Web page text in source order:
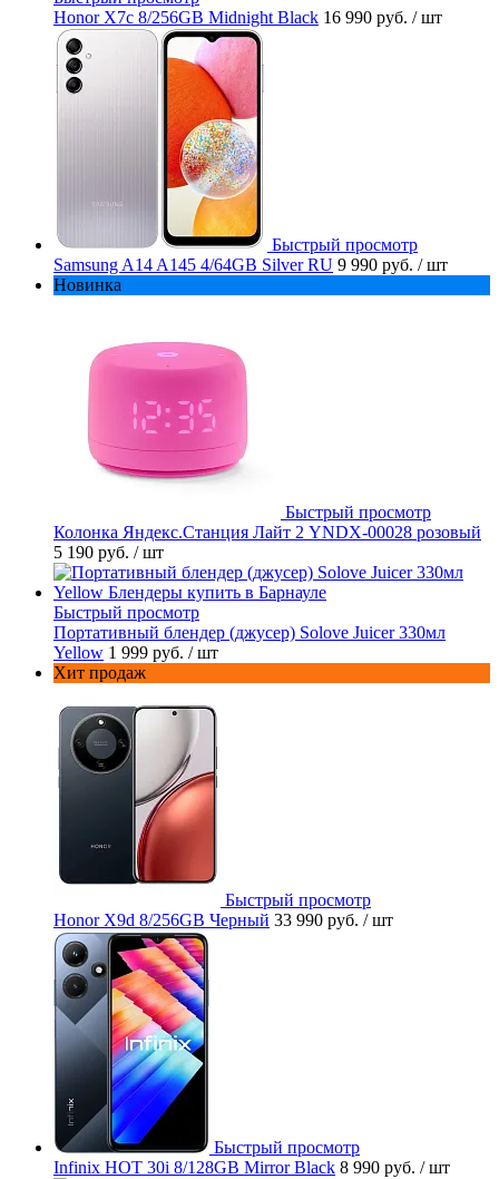
Honor X7c 8/256GB Midnight Black 16 990 руб. / шт
Быстрый просмотр
Samsung A14 A145 4/64GB Silver RU 9 990 руб. / шт
Новинка
Быстрый просмотр
Колонка Яндекс.Станция Лайт 2 YNDX-00028 розовый
5 190 руб. / шт
Быстрый просмотр
Портативный блендер (джусер) Solove Juicer 330мл
Yellow 1 999 руб. / шт
Хит продаж
Быстрый просмотр
Honor X9d 8/256GB Черный 33 990 руб. / шт
Быстрый просмотр
Infinix HOT 30i 8/128GB Mirror Black 8 990 руб. / шт